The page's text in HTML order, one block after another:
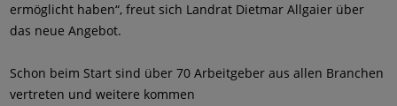
ermöglicht haben“, freut sich Landrat Dietmar Allgaier über
das neue Angebot.
Schon beim Start sind über 70 Arbeitgeber aus allen Branchen
vertreten und weitere kommen